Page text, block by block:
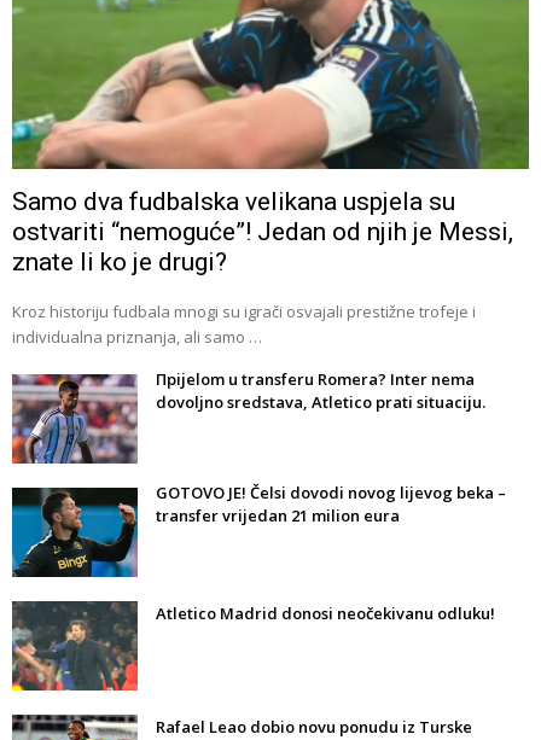
Samo dva fudbalska velikana uspjela su
ostvariti “nemoguće”! Jedan od njih je Messi,
znate li ko je drugi?
Kroz historiju fudbala mnogi su igrači osvajali prestižne trofeje i
individualna priznanja, ali samo …
Прijelom u transferu Romera? Inter nema
dovoljno sredstava, Atletico prati situaciju.
GOTOVO JE! Čelsi dovodi novog lijevog beka –
transfer vrijedan 21 milion eura
Atletico Madrid donosi neočekivanu odluku!
Rafael Leao dobio novu ponudu iz Turske